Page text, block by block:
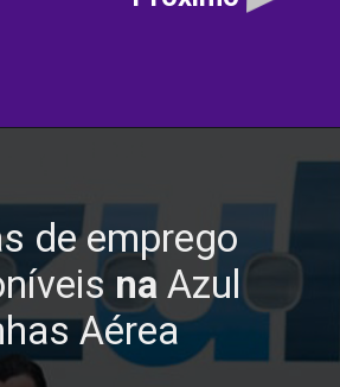
de emprego
naAzul
Aérea